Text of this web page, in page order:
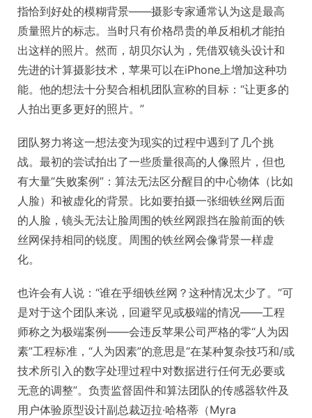
指恰到好处的模糊背景——摄影专家通常认为这是最高
质量照片的标志。当时只有价格昂贵的单反相机才能拍
出这样的照片。然而，胡贝尔认为，凭借双镜头设计和
先进的计算摄影技术，苹果可以在iPhone上增加这种功
能。他的想法十分契合相机团队宣称的目标：“让更多的
人拍出更多更好的照片。”
团队努力将这一想法变为现实的过程中遇到了几个挑
战。最初的尝试拍出了一些质量很高的人像照片，但也
有大量“失败案例”：算法无法区分醒目的中心物体（比如
人脸）和被虚化的背景。比如要拍摄一张细铁丝网后面
的人脸，镜头无法让脸周围的铁丝网跟挡在脸前面的铁
丝网保持相同的锐度。周围的铁丝网会像背景一样虚
化。
也许会有人说：“谁在乎细铁丝网？这种情况太少了。”可
是对于这个团队来说，回避罕见或极端的情况——工程
师称之为极端案例——会违反苹果公司严格的零“人为因
素”工程标准，“人为因素”的意思是“在某种复杂技巧和/或
技术所引入的数字处理过程中对数据进行任何无必要或
无意的调整”。负责监督固件和算法团队的传感器软件及
用户体验原型设计副总裁迈拉·哈格蒂（Myra